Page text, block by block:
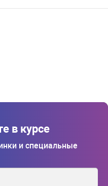
в курсе
и специальные